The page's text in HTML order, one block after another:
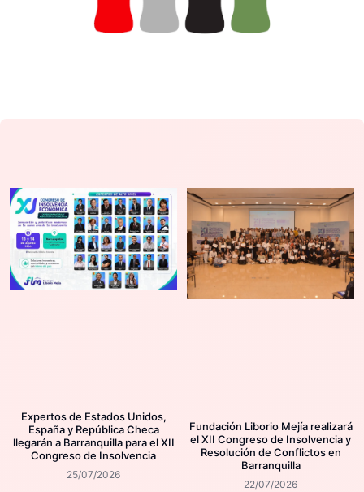
Expertos de Estados Unidos,
España y República Checa
llegarán a Barranquilla para el XII
Congreso de Insolvencia
25/07/2026
Fundación Liborio Mejía realizará
el XII Congreso de Insolvencia y
Resolución de Conflictos en
Barranquilla
22/07/2026